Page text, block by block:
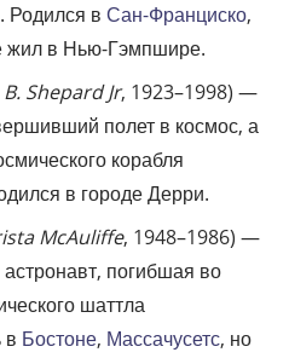
Родился в Сан-Франциско,
жил в Нью-Гэмпшире.
Shepard Jr, 1923–1998) —
полет в космос, а
корабля
в городе Дерри.
McAuliffe, 1948–1986) —
погибшая во
шаттла
в Бостоне, Массачусетс, но